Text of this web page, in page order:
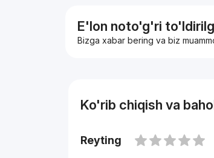
E'lon noto'g'ri
Bizga xabar bering va biz
Ko'rib chiqish va
Reyting